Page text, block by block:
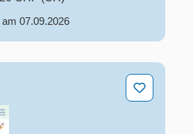
07.09.2026
– Kartenset